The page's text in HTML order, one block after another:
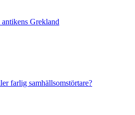
Grekland
farlig samhällsomstörtare?